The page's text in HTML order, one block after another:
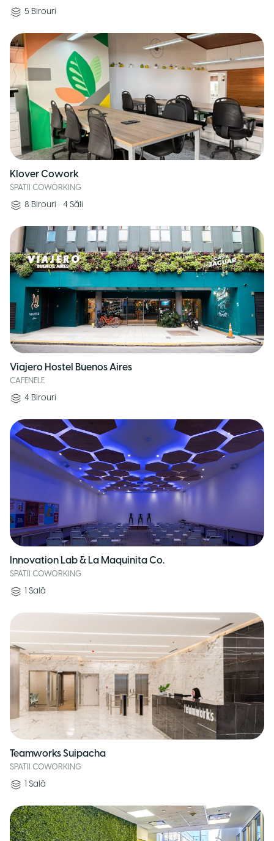
5 Birouri
Klover Cowork
SPATII COWORKING
8 Birouri • 4 Săli
Viajero Hostel Buenos Aires
CAFENELE
4 Birouri
Innovation Lab & La Maquinita Co.
SPATII COWORKING
1 Sală
Teamworks Suipacha
SPATII COWORKING
1 Sală